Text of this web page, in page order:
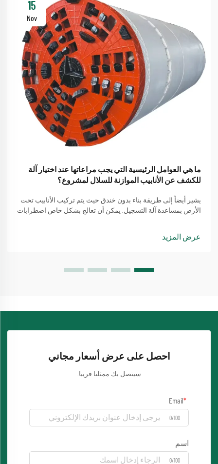
15
Nov
ما هي العوامل الرئيسية التي يجب مراعاتها عند اختيار آلة
للكشف عن الأنابيب الموازنة للسلال لمشروع؟
يشير أيضاً إلى طريقة بناء بدون خندق حيث يتم تركيب الأنابيب تحت
الأرض بمساعدة آلة التسجيل. يمكن أن تعالج بشكل خاص اضطرابات
عرض المزيد
احصل على عرض أسعار مجاني
سيتصل بك ممثلنا قريبا.
Email
0/100
اسم
0/100